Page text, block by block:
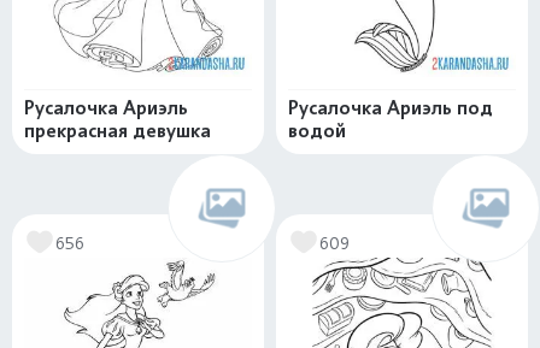
Русалочка Ариэль
прекрасная девушка
Русалочка Ариэль под
водой
656 609